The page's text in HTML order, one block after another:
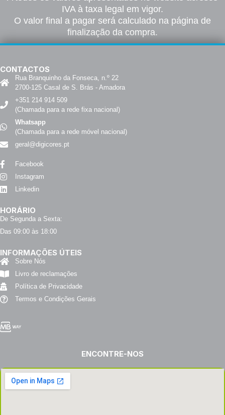
IVA à taxa legal em vigor.
O valor final a pagar será calculado na página de
finalização da compra.
CONTACTOS
Rua Branquinho da Fonseca, n.º 22
2700-125 Casal de S. Brás - Amadora
+351 214 914 509
(Chamada para a rede fixa nacional)
Whatsapp
(Chamada para a rede móvel nacional)
geral@digicores.pt
Facebook
Instagram
Linkedin
HORÁRIO
De Segunda a Sexta:
Das 09:00 às 18:00
INFORMAÇÕES ÚTEIS
Sobre Nós
Livro de reclamações
Política de Privacidade
Termos e Condições Gerais
ENCONTRE-NOS